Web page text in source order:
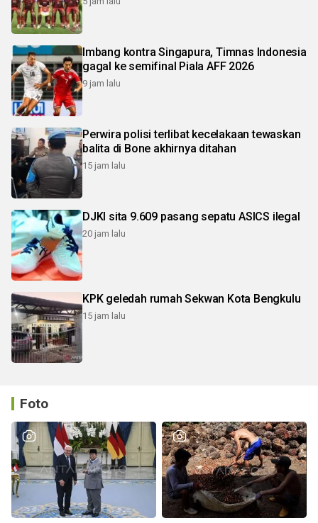
Imbang kontra Singapura, Timnas Indonesia
gagal ke semifinal Piala AFF 2026
9 jam lalu
Perwira polisi terlibat kecelakaan tewaskan
balita di Bone akhirnya ditahan
15 jam lalu
DJKI sita 9.609 pasang sepatu ASICS ilegal
20 jam lalu
KPK geledah rumah Sekwan Kota Bengkulu
15 jam lalu
Foto